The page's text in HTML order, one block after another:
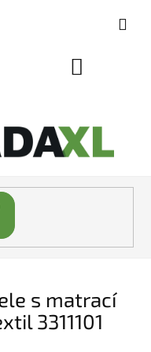
s matrací
3311101